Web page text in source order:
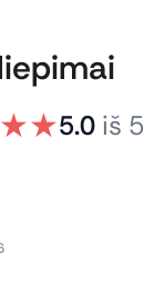
★★5.0 iš 5